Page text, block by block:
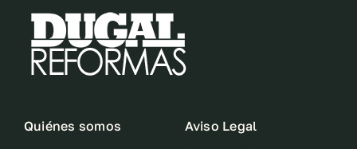
Quiénes somos Aviso Legal